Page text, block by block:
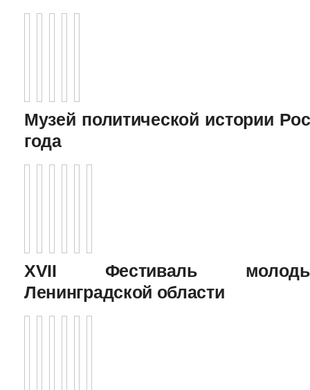
Музей политической истории
года
XVII Фестиваль
Ленинградской области